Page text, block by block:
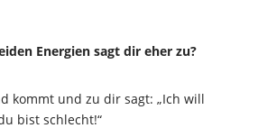
Energien sagt dir eher zu?
kommt und zu dir sagt: „Ich will
bist schlecht!“